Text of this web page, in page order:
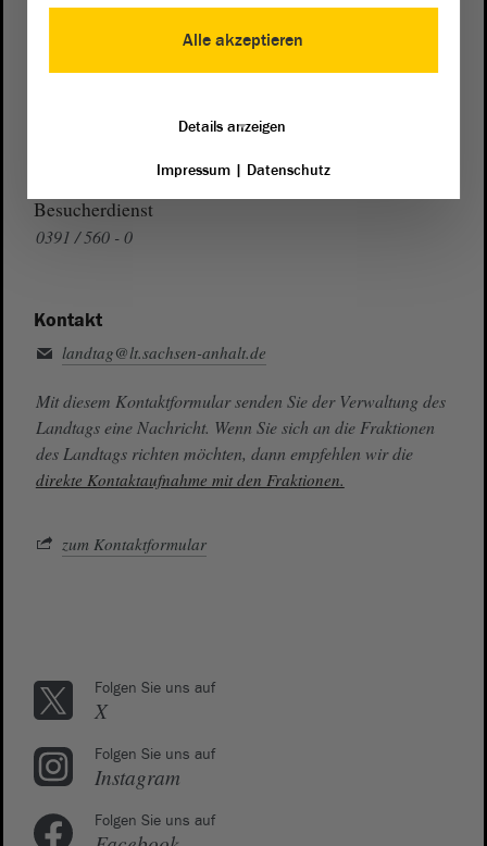
Telefon und Fax
0391 / 560 - 0
Fax:
0391 / 560 - 1123
Presse- und Öffentlichkeitsarbeit
Besucherdienst
0391 / 560 - 0
Kontakt
landtag@lt.sachsen-anhalt.de
Mit diesem Kontaktformular senden Sie der Verwaltung des
Landtags eine Nachricht. Wenn Sie sich an die Fraktionen
des Landtags richten möchten, dann empfehlen wir die
direkte Kontaktaufnahme mit den Fraktionen.
zum Kontaktformular
Folgen Sie uns auf
X
Folgen Sie uns auf
Instagram
Folgen Sie uns auf
Alle akzeptieren
Details anzeigen
Impressum| Datenschutz